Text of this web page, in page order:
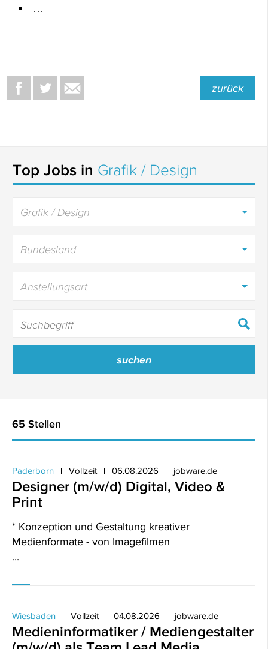
…
zurück
Top Jobs in Grafik / Design
Grafik / Design
Bundesland
Anstellungsart
65 Stellen
Paderborn Vollzeit 06.08.2026 jobware.de
Designer (m/w/d) Digital, Video &
Print
* Konzeption und Gestaltung kreativer
Medienformate - von Imagefilmen
...
Wiesbaden Vollzeit 04.08.2026 jobware.de
Medieninformatiker / Mediengestalter